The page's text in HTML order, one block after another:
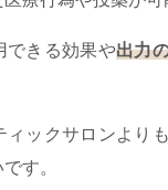
できる効果や出力
ィックサロンより
す。